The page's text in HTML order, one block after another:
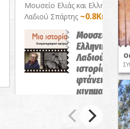
Μουσείο Ελιάς και Ελληνικού
Λαδιού Σπάρτης ~0.8Km
Μουσείο
Ελληνικού
Λαδιού-Μια
ιστορία δεν
φτάνει!/
ΠΡΟΒΟΛΕΣ